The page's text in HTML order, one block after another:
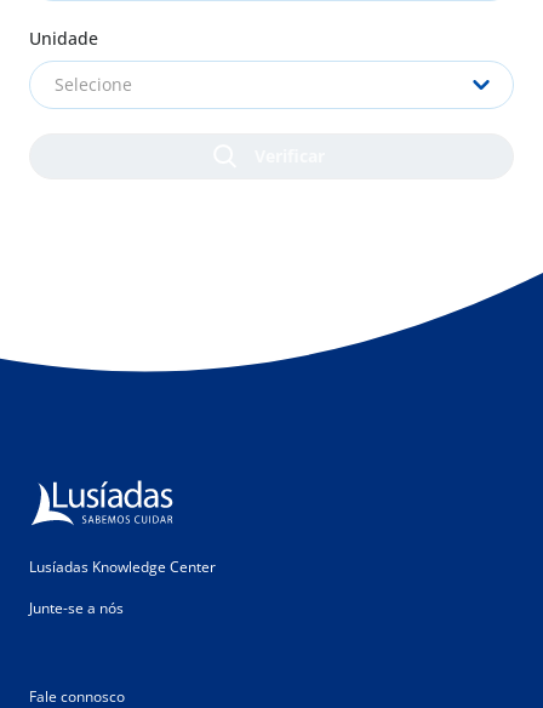
Unidade
Selecione
Lusíadas Knowledge Center
Junte-se a nós
Fale connosco